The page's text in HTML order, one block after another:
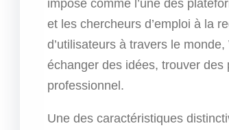
imposé comme l’une des
et les chercheurs d’emploi à la
d’utilisateurs à travers le
échanger des idées, trouver
professionnel.
Une des caractéristiques